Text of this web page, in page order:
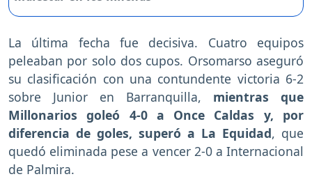
La última fecha fue decisiva. Cuatro equipos
peleaban por solo dos cupos. Orsomarso aseguró
su clasificación con una contundente victoria 6-2
sobre Junior en Barranquilla, mientras que
Millonarios goleó 4-0 a Once Caldas y, por
diferencia de goles, superó a La Equidad, que
quedó eliminada pese a vencer 2-0 a Internacional
de Palmira.